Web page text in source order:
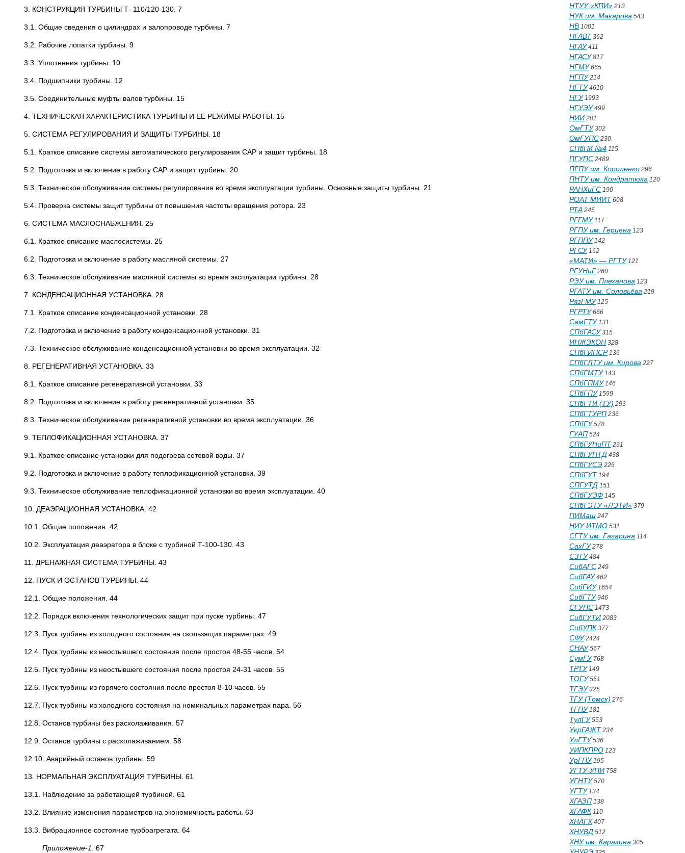
3. КОНСТРУКЦИЯ ТУРБИНЫ Т- 110/120-130. 7
3.1. Общие сведения о цилиндрах и валопроводе турбины. 7
3.2. Рабочие лопатки турбины. 9
3.3. Уплотнения турбины. 10
3.4. Подшипники турбины. 12
3.5. Соединительные муфты валов турбины. 15
4. ТЕХНИЧЕСКАЯ ХАРАКТЕРИСТИКА ТУРБИНЫ И ЕЕ РЕЖИМЫ РАБОТЫ. 15
5. СИСТЕМА РЕГУЛИРОВАНИЯ И ЗАЩИТЫ ТУРБИНЫ. 18
5.1. Краткое описание системы автоматического регулирования САР и защит турбины. 18
5.2. Подготовка и включение в работу САР и защит турбины. 20
5.3. Техническое обслуживание системы регулирования во время эксплуатации турбины. Основные защиты турбины. 21
5.4. Проверка системы защит турбины от повышения частоты вращения ротора. 23
6. СИСТЕМА МАСЛОСНАБЖЕНИЯ. 25
6.1. Краткое описание маслосистемы. 25
6.2. Подготовка и включение в работу масляной системы. 27
6.3. Техническое обслуживание масляной системы во время эксплуатации турбины. 28
7. КОНДЕНСАЦИОННАЯ УСТАНОВКА. 28
7.1. Краткое описание конденсационной установки. 28
7.2. Подготовка и включение в работу конденсационной установки. 31
7.3. Техническое обслуживание конденсационной установки во время эксплуатации. 32
8. РЕГЕНЕРАТИВНАЯ УСТАНОВКА. 33
8.1. Краткое описание регенеративной установки. 33
8.2. Подготовка и включение в работу регенеративной установки. 35
8.3. Техническое обслуживание регенеративной установки во время эксплуатации. 36
9. ТЕПЛОФИКАЦИОННАЯ УСТАНОВКА. 37
9.1. Краткое описание установки для подогрева сетевой воды. 37
9.2. Подготовка и включение в работу теплофикационной установки. 39
9.3. Техническое обслуживание теплофикационной установки во время эксплуатации. 40
10. ДЕАЭРАЦИОННАЯ УСТАНОВКА. 42
10.1. Общие положения. 42
10.2. Эксплуатация деаэратора в блоке с турбиной Т-100-130. 43
11. ДРЕНАЖНАЯ СИСТЕМА ТУРБИНЫ. 43
12. ПУСК И ОСТАНОВ ТУРБИНЫ. 44
12.1. Общие положения. 44
12.2. Порядок включения технологических защит при пуске турбины. 47
12.3. Пуск турбины из холодного состояния на скользящих параметрах. 49
12.4. Пуск турбины из неостывшего состояния после простоя 48-55 часов. 54
12.5. Пуск турбины из неостывшего состояния после простоя 24-31 часов. 55
12.6. Пуск турбины из горячего состояния после простоя 8-10 часов. 55
12.7. Пуск турбины из холодного состояния на номинальных параметрах пара. 56
12.8. Останов турбины без расхолаживания. 57
12.9. Останов турбины с расхолаживанием. 58
12.10. Аварийный останов турбины. 59
13. НОРМАЛЬНАЯ ЭКСПЛУАТАЦИЯ ТУРБИНЫ. 61
13.1. Наблюдение за работающей турбиной. 61
13.2. Влияние изменения параметров на экономичность работы. 63
13.3. Вибрационное состояние турбоагрегата. 64
Приложение-1 . 67
НТУУ «КПИ» 213
НУК им. Макарова 543
НВ 1001
НГАВТ 362
НГАУ411
НГАСУ817
НГМУ665
НГПУ214
НГТУ4610
НГУ1993
НГУЭУ499
НИИ 201
ОмГТУ302
ОмГУПС 230
СПбПК №4 115
ПГУПС 2489
ПГПУ им. Короленко 296
ПНТУ им. Кондратюка 120
РАНХиГС 190
РОАТ МИИТ 608
РТА 245
РГГМУ117
РГПУ им. Герцена 123
РГППУ142
РГСУ162
«МАТИ» — РГТУ121
РГУНиГ 260
РЭУ им. Плеханова 123
РГАТУ им. Соловьёва 219
РязГМУ125
РГРТУ666
СамГТУ131
СПбГАСУ315
ИНЖЭКОН 328
СПбГИПСР136
СПбГЛТУ им. Кирова 227
СПбГМТУ143
СПбГПМУ146
СПбГПУ1599
СПбГТИ (ТУ) 293
СПбГТУРП 236
СПбГУ578
ГУАП 524
СПбГУНиПТ 291
СПбГУПТД 438
СПбГУСЭ 226
СПбГУТ 194
СПГУТД 151
СПбГУЭФ 145
СПбГЭТУ «ЛЭТИ» 379
ПИМаш 247
НИУ ИТМО 531
СГТУ им. Гагарина 114
СахГУ278
СЗТУ484
СибАГС 249
СибГАУ462
СибГИУ1654
СибГТУ946
СГУПС 1473
СибГУТИ 2083
СибУПК 377
СФУ2424
СНАУ567
СумГУ768
ТРТУ149
ТОГУ551
ТГЭУ325
ТГУ (Томск) 276
ТГПУ181
ТулГУ553
УкрГАЖТ 234
УлГТУ536
УИПКПРО 123
УрГПУ195
УГТУ-УПИ 758
УГНТУ570
УГТУ134
ХГАЭП 138
ХГАФК 110
ХНАГХ 407
ХНУВД 512
ХНУ им. Каразина 305